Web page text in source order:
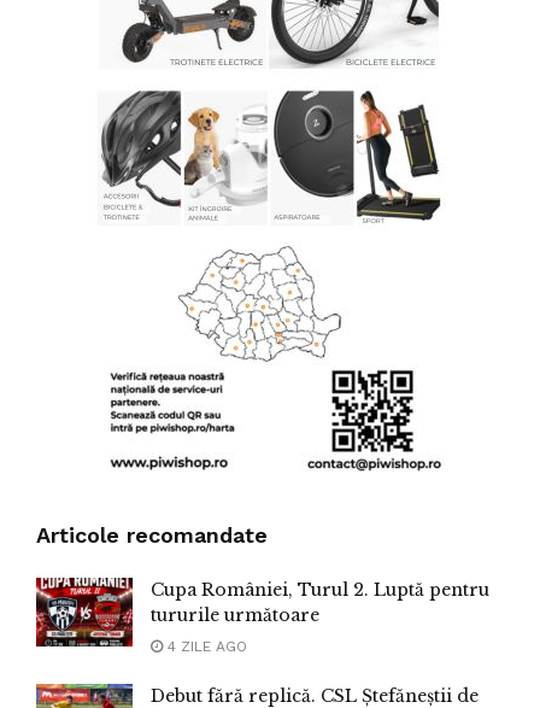
Articole recomandate
Cupa României, Turul 2. Luptă pentru
tururile următoare
4 ZILE AGO
Debut fără replică. CSL Ștefăneștii de